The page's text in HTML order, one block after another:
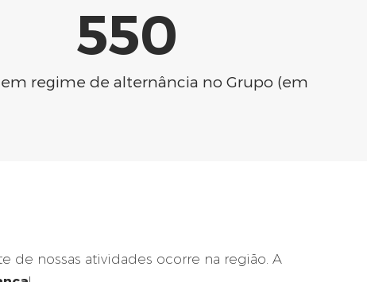
regime de alternância no Grupo (em
550
de nossas atividades ocorre na região. A